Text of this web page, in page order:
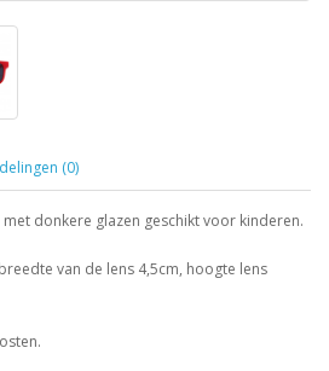
(0)
donkere glazen geschikt voor kinderen.
van de lens 4,5cm, hoogte lens